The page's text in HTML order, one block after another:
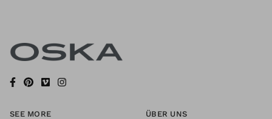
SEE MORE ÜBER UNS